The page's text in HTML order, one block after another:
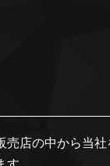
売店の中から当